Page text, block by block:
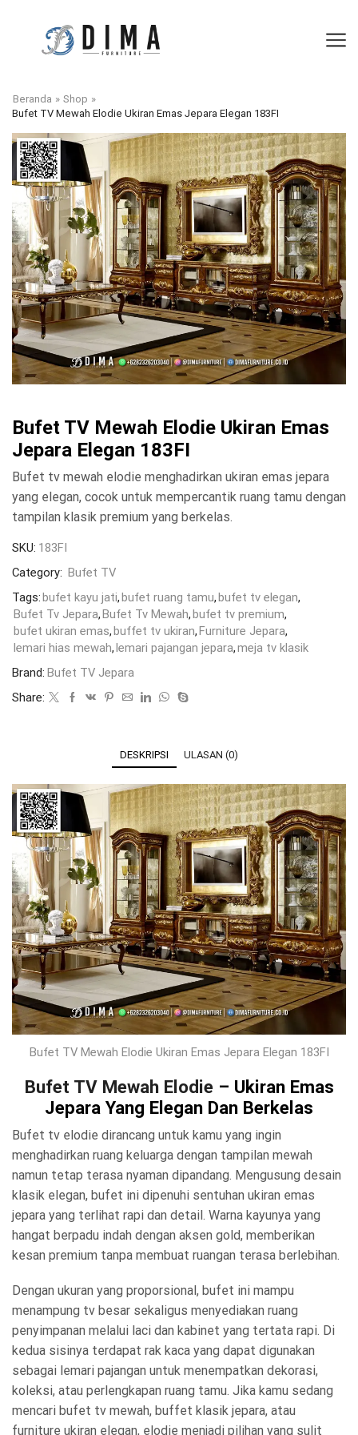
Beranda » Shop »
Bufet TV Mewah Elodie Ukiran Emas Jepara Elegan 183FI
Bufet TV Mewah Elodie Ukiran Emas
Jepara Elegan 183FI
Bufet tv mewah elodie menghadirkan ukiran emas jepara
yang elegan, cocok untuk mempercantik ruang tamu dengan
tampilan klasik premium yang berkelas.
SKU: 183FI
Category: Bufet TV
Tags:bufet kayu jati,bufet ruang tamu,bufet tv elegan,
Bufet Tv Jepara,Bufet Tv Mewah,bufet tv premium,
bufet ukiran emas,buffet tv ukiran,Furniture Jepara,
lemari hias mewah,lemari pajangan jepara,meja tv klasik
Brand: Bufet TV Jepara
Share:
DESKRIPSI ULASAN (0)
Bufet TV Mewah Elodie Ukiran Emas Jepara Elegan 183FI
Bufet TV Mewah Elodie– Ukiran Emas
Jepara Yang Elegan Dan Berkelas
Bufet tv elodie dirancang untuk kamu yang ingin
menghadirkan ruang keluarga dengan tampilan mewah
namun tetap terasa nyaman dipandang. Mengusung desain
klasik elegan, bufet ini dipenuhi sentuhan ukiran emas
jepara yang terlihat rapi dan detail. Warna kayunya yang
hangat berpadu indah dengan aksen gold, memberikan
kesan premium tanpa membuat ruangan terasa berlebihan.
Dengan ukuran yang proporsional, bufet ini mampu
menampung tv besar sekaligus menyediakan ruang
penyimpanan melalui laci dan kabinet yang tertata rapi. Di
kedua sisinya terdapat rak kaca yang dapat digunakan
sebagai lemari pajangan untuk menempatkan dekorasi,
koleksi, atau perlengkapan ruang tamu. Jika kamu sedang
mencari bufet tv mewah, buffet klasik jepara, atau
furniture ukiran elegan, elodie menjadi pilihan yang sulit